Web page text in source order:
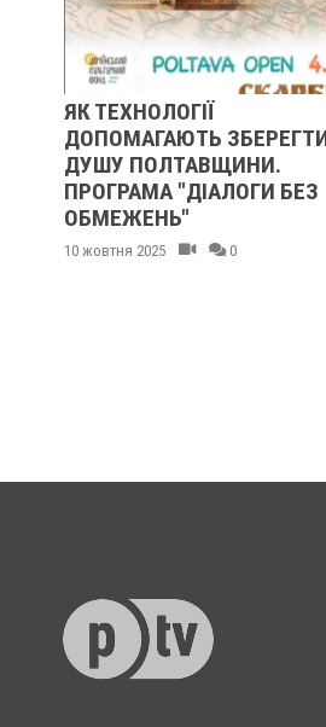
ЯК ТЕХНОЛОГІЇ
ДОПОМАГАЮТЬ
ДУШУ ПОЛТАВЩИНИ.
ПРОГРАМА "ДІАЛОГИ БЕЗ
ОБМЕЖЕНЬ"
10 жовтня 2025 0